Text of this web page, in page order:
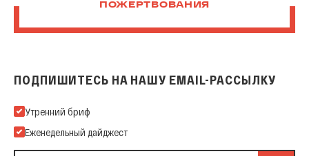
ПОЖЕРТВОВАНИЯ
ПОДПИШИТЕСЬ НА НАШУ EMAIL-РАССЫЛКУ
Подпишитесь на нашу Email-рассылку
Утренний бриф
Еженедельный дайджест